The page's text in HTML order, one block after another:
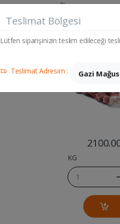
Et
KUZU SIS KG
KG
Teslimat Bölgesi
Lütfen siparişinizin teslim edileceği
Teslimat Adresim : Gazi